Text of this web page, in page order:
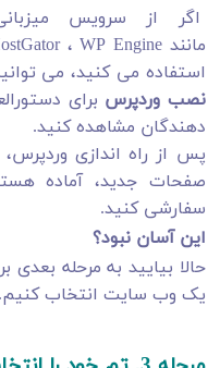
اگر از سرویس
استفاده می کنید، می
نصب وردپرس برای
دهندگان مشاهده کنید.
پس از راه اندازی
صفحات جدید، آماده
سفارشی کنید.
این آسان نبود؟
حالا بیایید به مرحله بعدی
یک وب سایت انتخاب کنیم.